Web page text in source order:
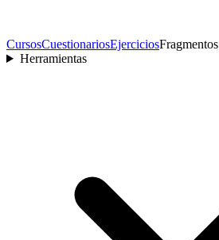
CursosCuestionariosEjerciciosFragmentos
Herramientas